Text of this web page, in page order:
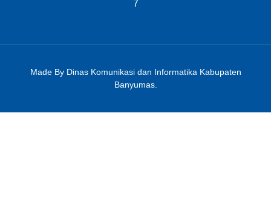
7
Made By Dinas Komunikasi dan Informatika Kabupaten
Banyumas.